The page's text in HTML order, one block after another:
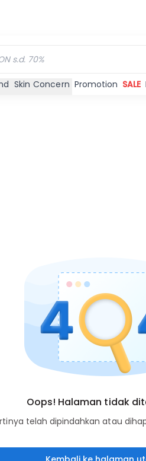
Skin Concern Promotion SALE
Oops! Halaman tidak
telah dipindahkan atau